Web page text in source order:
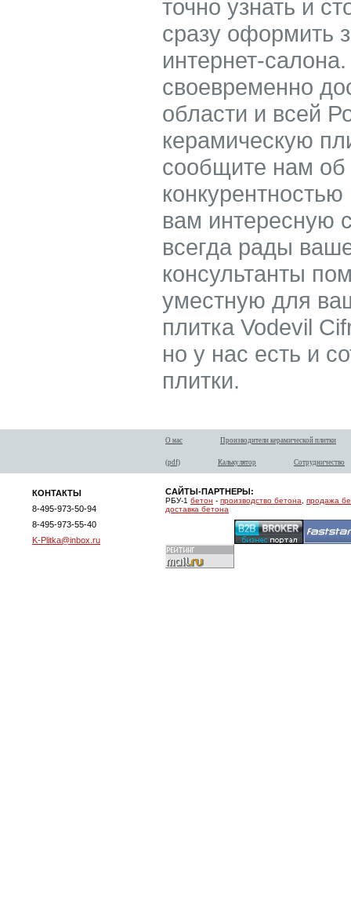
точно узнать и
сразу оформить
интернет-
своевременно
области и всей
керамическую
сообщите нам
вам интересную
всегда рады
консультанты
уместную для
плитка Vodevil
но у нас есть и
плитки.
О нас Производители керамической плитки
(pdf) Калькулятор Сотрудничество
КОНТАКТЫ
8-495-973-50-94
8-495-973-55-40
K-Plitka@inbox.ru
САЙТЫ-ПАРТНЕРЫ:
РБУ-1 бетон - производство бетона
продажа
доставка бетона